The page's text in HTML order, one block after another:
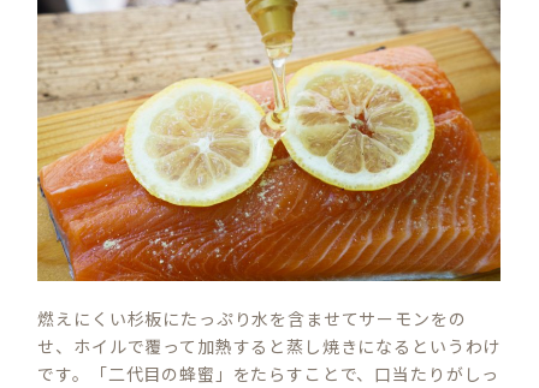
燃えにくい杉板にたっぷり水を含ませてサーモンをの
せ、ホイルで覆って加熱すると蒸し焼きになるというわけ
です。「二代目の蜂蜜」をたらすことで、口当たりがしっ